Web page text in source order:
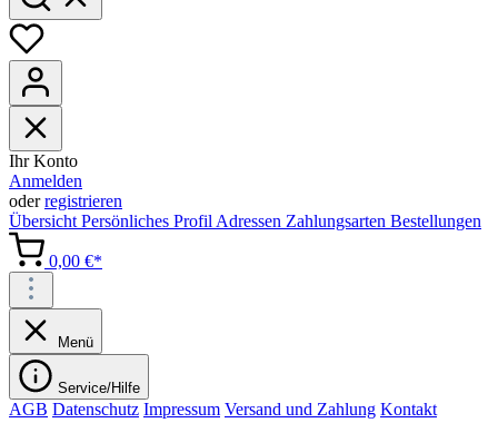
Ihr Konto
Anmelden
oderregistrieren
Übersicht Persönliches Profil Adressen Zahlungsarten Bestellungen
0,00 €*
Menü
Service/Hilfe
AGB Datenschutz Impressum Versand und Zahlung Kontakt